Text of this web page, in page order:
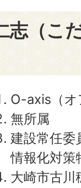
志（こ
O-axis（
無所属
建設常任委
情報化対策
大崎市古川